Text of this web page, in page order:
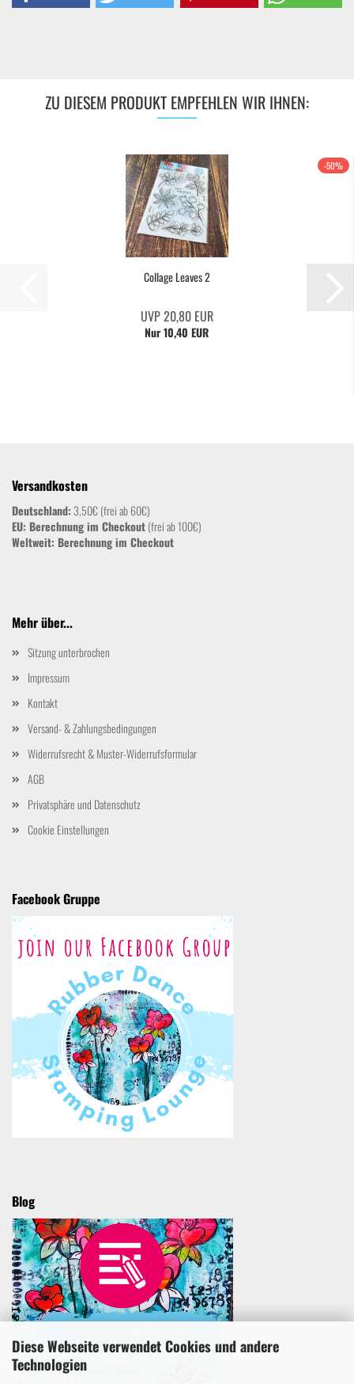
Diese Webseite verwendet Cookies und andere
Technologien
ZU DIESEM PRODUKT EMPFEHLEN WIR IHNEN:
-50%
Collage Leaves 2
UVP 20,80 EUR
Nur 10,40 EUR
Versandkosten
Deutschland: 3,50€ (frei ab 60€)
EU: Berechnung im Checkout(frei ab 100€)
Weltweit: Berechnung im Checkout
Mehr über...
Sitzung unterbrochen
Impressum
Kontakt
Versand- & Zahlungsbedingungen
Widerrufsrecht & Muster-Widerrufsformular
AGB
Privatsphäre und Datenschutz
Cookie Einstellungen
Facebook Gruppe
Blog